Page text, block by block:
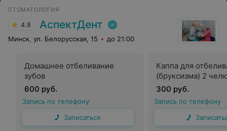
первые дни ношения нового сета и зубы были чуть
чувствительнее пока носила сеты, но это мелочи,
которые точно стоят того чтобы улыбаться не
стесняясь.
СТОМАТОЛОГИЯ
4.8 АспектДент
Минск, ул. Белорусская, 15 до 21:00
Домашнее отбеливание
зубов
600 руб.
Запись по телефону
Записаться
Каппа для
(бруксизма) 2
300 руб.
Запись по телефону